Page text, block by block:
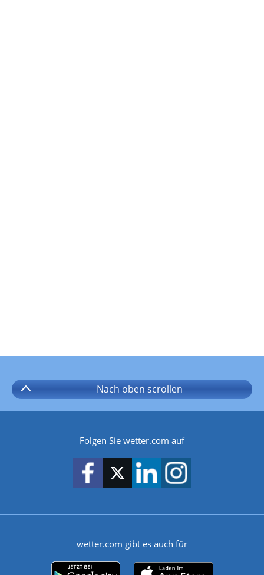
Nach oben scrollen
Folgen Sie wetter.com auf
wetter.com gibt es auch für